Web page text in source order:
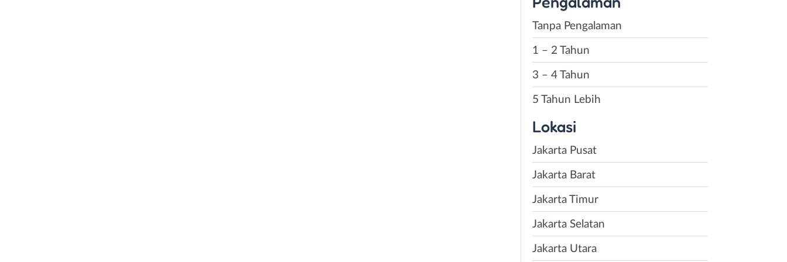
Tanpa Pengalaman
1 – 2 Tahun
3 – 4 Tahun
5 Tahun Lebih
Lokasi
Jakarta Pusat
Jakarta Barat
Jakarta Timur
Jakarta Selatan
Jakarta Utara